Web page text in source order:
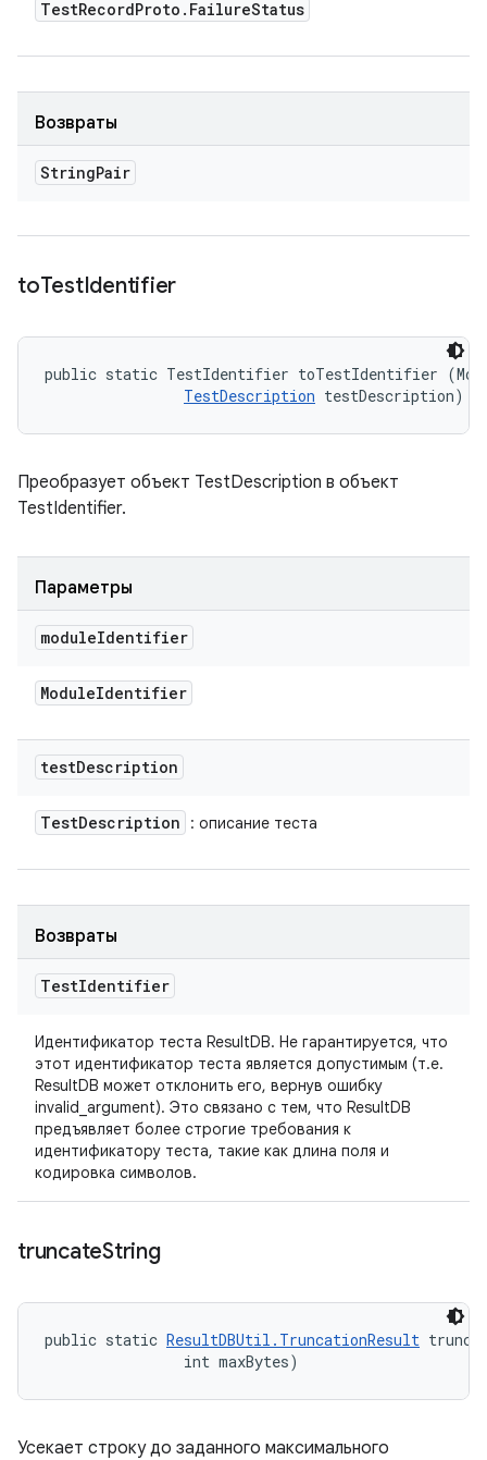
TestRecordProto . FailureStatus
Возвраты
StringPair
toTestIdentifier
public static TestIdentifier toTestIdentifier
TestDescription testDescription)
Преобразует объект TestDescription в объект
TestIdentifier.
Параметры
moduleIdentifier
ModuleIdentifier
testDescription
TestDescription : описание теста
Возвраты
TestIdentifier
Идентификатор теста ResultDB. Не гарантируется, что
этот идентификатор теста является допустимым (т.е.
ResultDB может отклонить его, вернув ошибку
invalid_argument). Это связано с тем, что ResultDB
предъявляет более строгие требования к
идентификатору теста, такие как длина поля и
кодировка символов.
truncateString
public static ResultDBUtil.TruncationResult
                int maxBytes)
Усекает строку до заданного максимального